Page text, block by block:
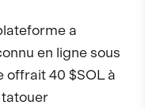
a
en ligne sous
offrait 40 $SOL à